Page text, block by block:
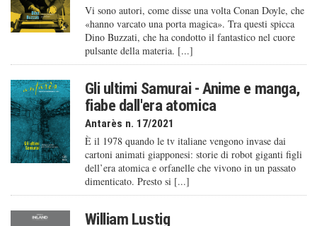
Vi sono autori, come disse una volta Conan Doyle, che
«hanno varcato una porta magica». Tra questi spicca
Dino Buzzati, che ha condotto il fantastico nel cuore
pulsante della materia. [...]
Gli ultimi Samurai - Anime e manga,
fiabe dall'era atomica
Antarès n. 17/2021
È il 1978 quando le tv italiane vengono invase dai
cartoni animati giapponesi: storie di robot giganti figli
dell’era atomica e orfanelle che vivono in un passato
dimenticato. Presto si [...]
William Lustig